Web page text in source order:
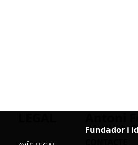
Fundador i